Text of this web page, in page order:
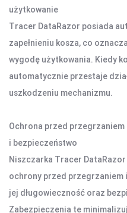
LATARKI
OŚWIETLENIE SOLARNE
LAMPY PODŁOGOWE
POWER BANKI
HUBY USB
CZYTNIK KART
HOBBY & TRAVEL
użytkowanie
Tracer DataRazor posiada
zapełnieniu kosza, co
wygodę użytkowania. Kiedy
automatycznie przestaje
uszkodzeniu mechanizmu.
Ochrona przed
i bezpieczeństwo
Niszczarka Tracer
ochrony przed przegrzaniem
jej długowieczność oraz
Zabezpieczenia te